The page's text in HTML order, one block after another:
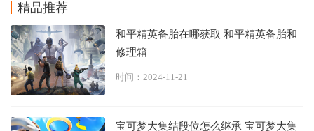
精品推荐
和平精英备胎在哪获取 和平精英备胎和
修理箱
时间：2024-11-21
宝可梦大集结段位怎么继承 宝可梦大集